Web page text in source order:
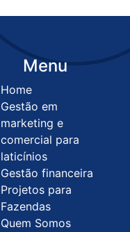
Menu
Home
Gestão em
marketing e
comercial para
laticínios​
Gestão financeira
Projetos para
Fazendas
Quem Somos